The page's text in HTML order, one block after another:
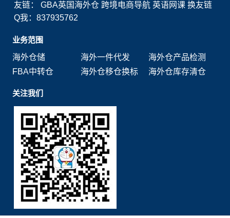
友链：GBA英国海外仓 跨境电商导航 英语网课 换友链
Q我：837935762
业务范围
海外仓储
海外一件代发
海外仓产品检测
FBA中转仓
海外仓移仓换标 海外仓库存清仓
关注我们